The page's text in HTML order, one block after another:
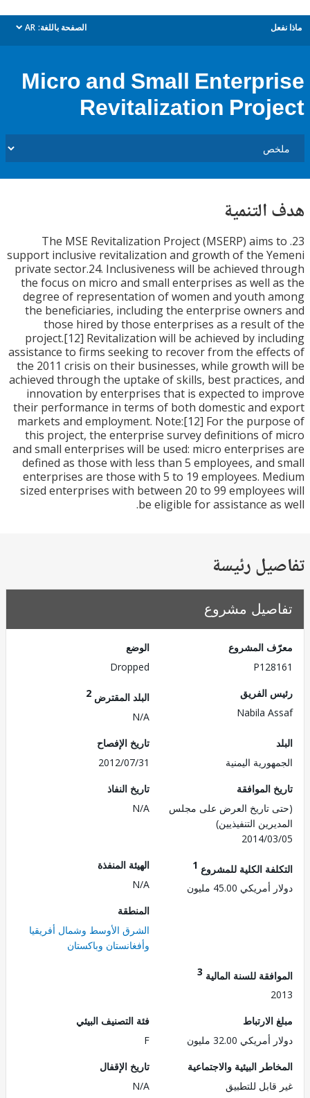
الصفحة باللغة: AR
dropdown
Micro and Small
Revitalization
23. The MSE Revitalization Project (MSERP)
support inclusive revitalization and growth of the
private sector.24. Inclusiveness will be achieved
the focus on micro and small enterprises as well
degree of representation of women and youth
the beneficiaries, including the enterprise
those hired by those enterprises as a result
project.[12] Revitalization will be achieved by
assistance to firms seeking to recover from the
the 2011 crisis on their businesses, while growth
achieved through the uptake of skills, best
innovation by enterprises that is expected to
their performance in terms of both domestic and
markets and employment. Note:[12] For the
this project, the enterprise survey definitions of
and small enterprises will be used: micro
defined as those with less than 5 employees,
enterprises are those with 5 to 19 employees.
sized enterprises with between 20 to 99
be eligible for assistance
رئيسة
مشروع
المشروع
Dropped
الفريق
Nabila
البلد المقترض
اليمنية
تاريخ الإفصاح
2012/07/31
الموافقة
تاريخ العرض على مجلس
التنفيذيين)
2014/
تاريخ النفاذ
N/A
الكلية للمشروع1
45.00 مليون
الهيئة المنفذة
الشرق الأوسط وشمال أفريقيا
وأفغانستان وباكستان
للسنة المالية3
32.00 مليون
فئة التصنيف البيئي
البيئية والاجتماعية
للتطبيق
تاريخ الإقفال